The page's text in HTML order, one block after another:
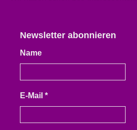
Newsletter abonnieren
Name
E-Mail *